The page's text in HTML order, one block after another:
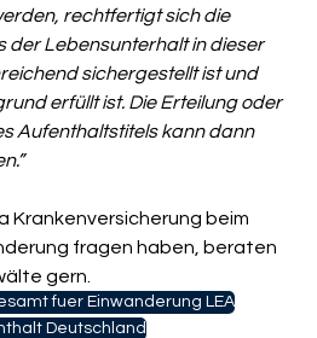
rechtfertigt sich die
der Lebensunterhalt in dieser
sichergestellt ist und
erfüllt ist. Die Erteilung oder
Aufenthaltstitels kann dann
Krankenversicherung beim
fragen haben, beraten
gern.
fuer Einwanderung LEA
Deutschland